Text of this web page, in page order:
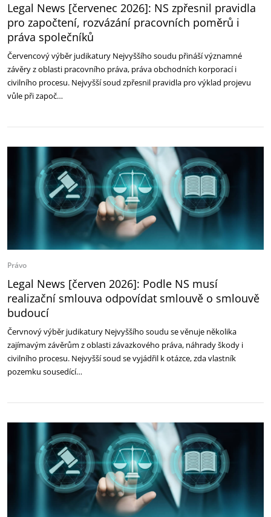
Legal News [červenec 2026]: NS zpřesnil pravidla
pro započtení, rozvázání pracovních poměrů i
práva společníků
Červencový výběr judikatury Nejvyššího soudu přináší významné
závěry z oblasti pracovního práva, práva obchodních korporací i
civilního procesu. Nejvyšší soud zpřesnil pravidla pro výklad projevu
vůle při započ…
Právo
Legal News [červen 2026]: Podle NS musí
realizační smlouva odpovídat smlouvě o smlouvě
budoucí
Červnový výběr judikatury Nejvyššího soudu se věnuje několika
zajímavým závěrům z oblasti závazkového práva, náhrady škody i
civilního procesu. Nejvyšší soud se vyjádřil k otázce, zda vlastník
pozemku sousedící…